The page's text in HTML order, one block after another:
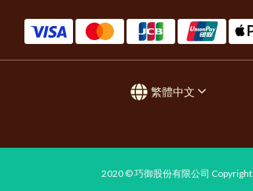
繁體中文
2020 © 巧御股份有限公司 Copyright